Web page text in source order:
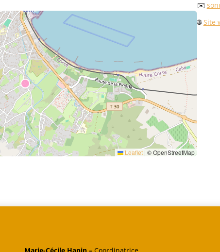
Leaflet | © OpenStreetMap
✉️
🌐Site